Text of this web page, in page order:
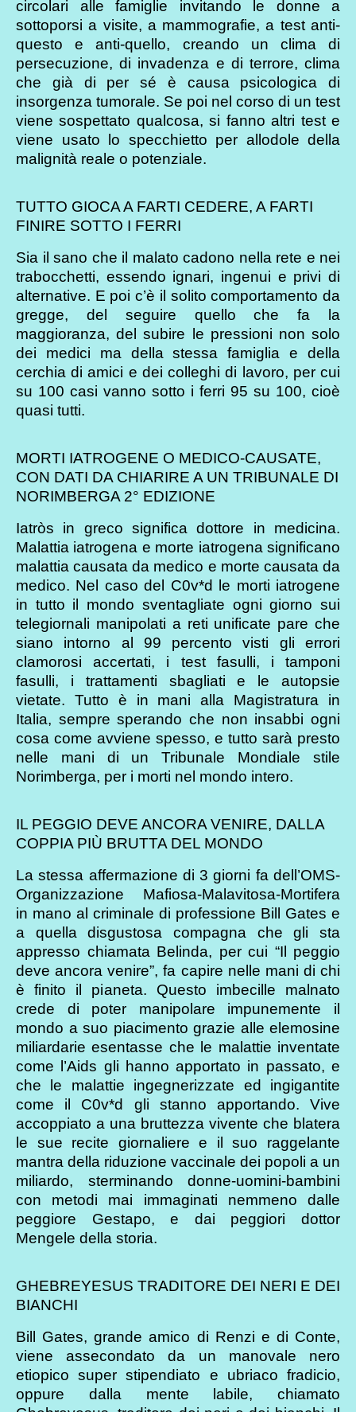
circolari alle famiglie invitando le donne a
sottoporsi a visite, a mammografie, a test anti-
questo e anti-quello, creando un clima di
persecuzione, di invadenza e di terrore, clima
che già di per sé è causa psicologica di
insorgenza tumorale. Se poi nel corso di un test
viene sospettato qualcosa, si fanno altri test e
viene usato lo specchietto per allodole della
malignità reale o potenziale.
TUTTO GIOCA A FARTI CEDERE, A FARTI
FINIRE SOTTO I FERRI
Sia il sano che il malato cadono nella rete e nei
trabocchetti, essendo ignari, ingenui e privi di
alternative. E poi c’è il solito comportamento da
gregge, del seguire quello che fa la
maggioranza, del subire le pressioni non solo
dei medici ma della stessa famiglia e della
cerchia di amici e dei colleghi di lavoro, per cui
su 100 casi vanno sotto i ferri 95 su 100, cioè
quasi tutti.
MORTI IATROGENE O MEDICO-CAUSATE,
CON DATI DA CHIARIRE A UN TRIBUNALE DI
NORIMBERGA 2° EDIZIONE
Iatròs in greco significa dottore in medicina.
Malattia iatrogena e morte iatrogena significano
malattia causata da medico e morte causata da
medico. Nel caso del C0v*d le morti iatrogene
in tutto il mondo sventagliate ogni giorno sui
telegiornali manipolati a reti unificate pare che
siano intorno al 99 percento visti gli errori
clamorosi accertati, i test fasulli, i tamponi
fasulli, i trattamenti sbagliati e le autopsie
vietate. Tutto è in mani alla Magistratura in
Italia, sempre sperando che non insabbi ogni
cosa come avviene spesso, e tutto sarà presto
nelle mani di un Tribunale Mondiale stile
Norimberga, per i morti nel mondo intero.
IL PEGGIO DEVE ANCORA VENIRE, DALLA
COPPIA PIÙ BRUTTA DEL MONDO
La stessa affermazione di 3 giorni fa dell’OMS-
Organizzazione Mafiosa-Malavitosa-Mortifera
in mano al criminale di professione Bill Gates e
a quella disgustosa compagna che gli sta
appresso chiamata Belinda, per cui “Il peggio
deve ancora venire”, fa capire nelle mani di chi
è finito il pianeta. Questo imbecille malnato
crede di poter manipolare impunemente il
mondo a suo piacimento grazie alle elemosine
miliardarie esentasse che le malattie inventate
come l’Aids gli hanno apportato in passato, e
che le malattie ingegnerizzate ed ingigantite
come il C0v*d gli stanno apportando. Vive
accoppiato a una bruttezza vivente che blatera
le sue recite giornaliere e il suo raggelante
mantra della riduzione vaccinale dei popoli a un
miliardo, sterminando donne-uomini-bambini
con metodi mai immaginati nemmeno dalle
peggiore Gestapo, e dai peggiori dottor
Mengele della storia.
GHEBREYESUS TRADITORE DEI NERI E DEI
BIANCHI
Bill Gates, grande amico di Renzi e di Conte,
viene assecondato da un manovale nero
etiopico super stipendiato e ubriaco fradicio,
oppure dalla mente labile, chiamato